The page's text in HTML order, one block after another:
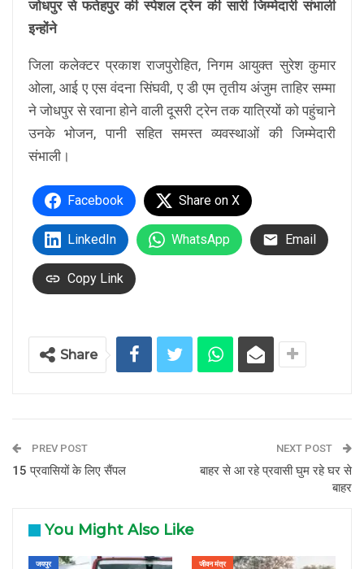
जोधपुर से फतेहपुर की स्पेशल ट्रेन की सारी जिम्मेदारी संभाली
इन्होंने
जिला कलेक्टर प्रकाश राजपुरोहित, निगम आयुक्त सुरेश कुमार
ओला, आई ए एस वंदना सिंघवी, ए डी एम तृतीय अंजुम ताहिर सम्मा
ने जोधपुर से रवाना होने वाली दूसरी ट्रेन तक यात्रियों को पहुंचाने
उनके भोजन, पानी सहित समस्त व्यवस्थाओं की जिम्मेदारी
संभाली।
Facebook Share on X
LinkedIn WhatsApp Email
Copy Link
Share
PREV POST
15 प्रवासियों के लिए सैंपल
NEXT POST
बाहर से आ रहे प्रवासी घुम रहे घर से
बाहर
You Might Also Like
जयपुर जीवन मंत्र